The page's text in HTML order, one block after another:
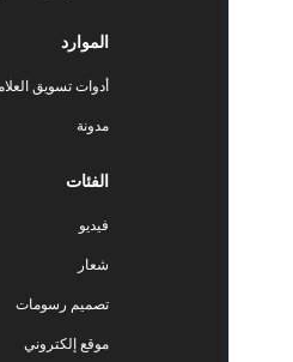
أدوات تسويق العلامة التجارية
تصميم رسومات
موقع إلكتروني